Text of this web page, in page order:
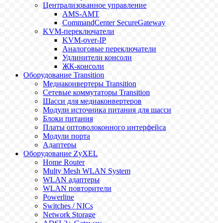
Централизованное управление
AMS-AMT
CommandCenter SecureGateway
KVM-переключатели
KVM-over-IP
Аналоговые переключатели
Удлинители консоли
ЖК-консоли
Оборудование Transition
Медиаконвертеры Transition
Сетевые коммутаторы Transition
Шасси для медиаконвертеров
Модули источника питания для шасси
Блоки питания
Платы оптоволоконного интерфейса
Модули порта
Адаптеры
Оборудование ZyXEL
Home Router
Multy Mesh WLAN System
WLAN адаптеры
WLAN повторители
Powerline
Switches / NICs
Network Storage